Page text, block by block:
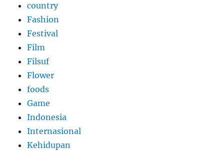
country
Fashion
Festival
Film
Filsuf
Flower
foods
Game
Indonesia
Internasional
Kehidupan